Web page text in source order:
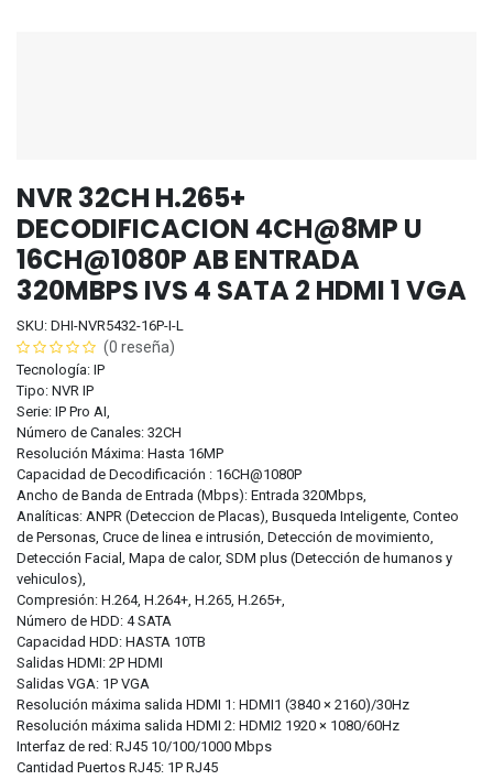
NVR 32CH H.265+
DECODIFICACION 4CH@8MP U
16CH@1080P AB ENTRADA
320MBPS IVS 4 SATA 2 HDMI 1 VGA
SKU: DHI-NVR5432-16P-I-L
(0 reseña)
Tecnología: IP
Tipo: NVR IP
Serie: IP Pro AI,
Número de Canales: 32CH
Resolución Máxima: Hasta 16MP
Capacidad de Decodificación : 16CH@1080P
Ancho de Banda de Entrada (Mbps): Entrada 320Mbps,
Analíticas: ANPR (Deteccion de Placas), Busqueda Inteligente, Conteo
de Personas, Cruce de linea e intrusión, Detección de movimiento,
Detección Facial, Mapa de calor, SDM plus (Detección de humanos y
vehiculos),
Compresión: H.264, H.264+, H.265, H.265+,
Número de HDD: 4 SATA
Capacidad HDD: HASTA 10TB
Salidas HDMI: 2P HDMI
Salidas VGA: 1P VGA
Resolución máxima salida HDMI 1: HDMI1 (3840 × 2160)/30Hz
Resolución máxima salida HDMI 2: HDMI2 1920 × 1080/60Hz
Interfaz de red: RJ45 10/100/1000 Mbps
Cantidad Puertos RJ45: 1P RJ45